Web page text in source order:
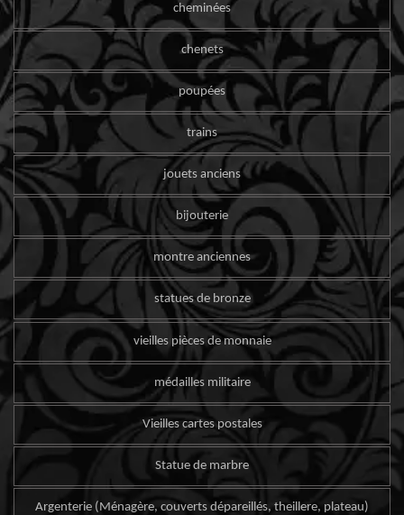
cheminées
chenets
poupées
trains
jouets anciens
bijouterie
montre anciennes
statues de bronze
vieilles pièces de monnaie
médailles militaire
Vieilles cartes postales
Statue de marbre
Argenterie (Ménagère, couverts dépareillés, theillere, plateau)